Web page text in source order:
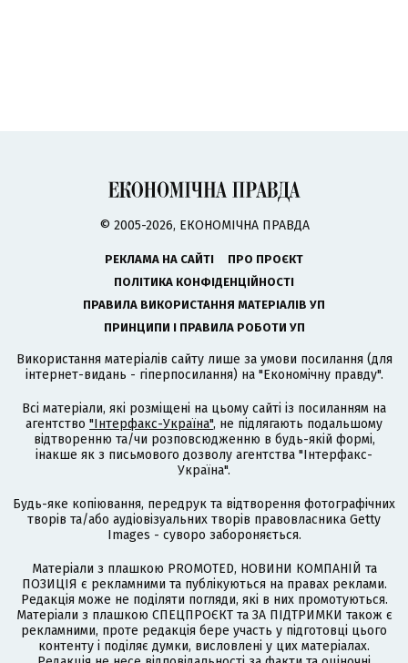
© 2005-2026, ЕКОНОМІЧНА ПРАВДА
РЕКЛАМА НА САЙТІ
ПРО ПРОЄКТ
ПОЛІТИКА КОНФІДЕНЦІЙНОСТІ
ПРАВИЛА ВИКОРИСТАННЯ МАТЕРІАЛІВ УП
ПРИНЦИПИ І ПРАВИЛА РОБОТИ УП
Використання матеріалів сайту лише за умови посилання (для
інтернет-видань - гіперпосилання) на "Економічну правду".
Всі матеріали, які розміщені на цьому сайті із посиланням на
агентство "Інтерфакс-Україна", не підлягають подальшому
відтворенню та/чи розповсюдженню в будь-якій формі,
інакше як з письмового дозволу агентства "Інтерфакс-
Україна".
Будь-яке копіювання, передрук та відтворення фотографічних
творів та/або аудіовізуальних творів правовласника Getty
Images - суворо забороняється.
Матеріали з плашкою PROMOTED, НОВИНИ КОМПАНІЙ та
ПОЗИЦІЯ є рекламними та публікуються на правах реклами.
Редакція може не поділяти погляди, які в них промотуються.
Матеріали з плашкою СПЕЦПРОЄКТ та ЗА ПІДТРИМКИ також є
рекламними, проте редакція бере участь у підготовці цього
контенту і поділяє думки, висловлені у цих матеріалах.